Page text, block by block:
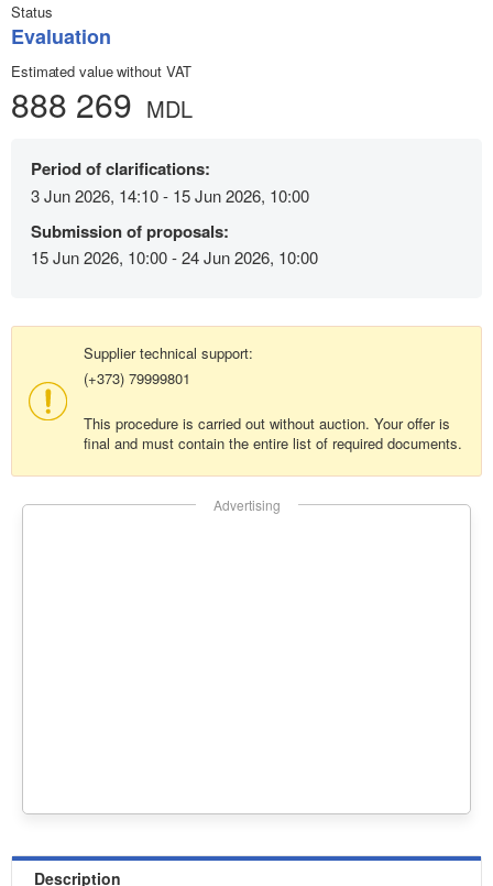
Status
Evaluation
Estimated value without VAT
888 269 MDL
Period of clarifications:
3 Jun 2026, 14:10 - 15 Jun 2026, 10:00
Submission of proposals:
15 Jun 2026, 10:00 - 24 Jun 2026, 10:00
Supplier technical support:
(+373) 79999801
This procedure is carried out without auction. Your offer is
final and must contain the entire list of required documents.
Advertising
Description